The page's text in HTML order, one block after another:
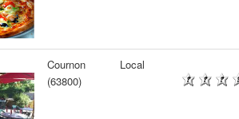
Cournon
(63800)
Local